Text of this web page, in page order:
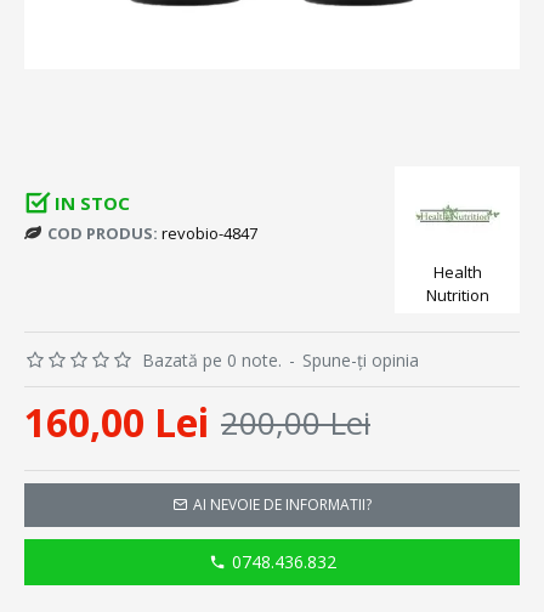
IN STOC
COD PRODUS: revobio-4847
Health
Nutrition
Bazată pe 0 note. - Spune-ţi opinia
160,00 Lei 200,00 Lei
AI NEVOIE DE INFORMATII?
0748.436.832